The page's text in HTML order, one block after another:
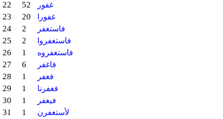
22 52 غفور
23 20 غفورا
24 2 فاستغفر
25 2 فاستغفروا
26 1 فاستغفروه
27 6 فاغفر
28 1 فغفر
29 1 فغفرنا
30 1 فيغفر
31 1 لأستغفرن